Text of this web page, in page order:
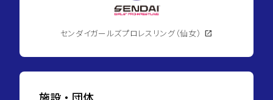
センダイガールズプロレスリング（仙女） open_in_new